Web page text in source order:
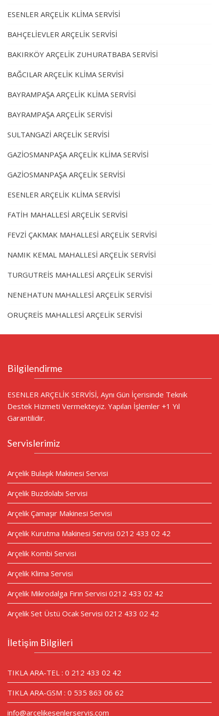
ESENLER ARÇELİK KLİMA SERVİSİ
BAHÇELİEVLER ARÇELİK SERVİSİ
BAKIRKÖY ARÇELİK ZUHURATBABA SERVİSİ
BAĞCILAR ARÇELİK KLİMA SERVİSİ
BAYRAMPAŞA ARÇELİK KLİMA SERVİSİ
BAYRAMPAŞA ARÇELİK SERVİSİ
SULTANGAZİ ARÇELİK SERVİSİ
GAZİOSMANPAŞA ARÇELİK KLİMA SERVİSİ
GAZİOSMANPAŞA ARÇELİK SERVİSİ
ESENLER ARÇELİK KLİMA SERVİSİ
FATİH MAHALLESİ ARÇELİK SERVİSİ
FEVZİ ÇAKMAK MAHALLESİ ARÇELİK SERVİSİ
NAMIK KEMAL MAHALLESİ ARÇELİK SERVİSİ
TURGUTREİS MAHALLESİ ARÇELİK SERVİSİ
NENEHATUN MAHALLESİ ARÇELİK SERVİSİ
ORUÇREİS MAHALLESİ ARÇELİK SERVİSİ
Bilgilendirme
ESENLER ARÇELİK SERVİSİ, Aynı Gün İçerisinde Teknik
Destek Hizmeti Vermekteyiz. Yapılan İşlemler +1 Yıl
Garantilidir.
Servislerimiz
Arçelik Bulaşık Makinesi Servisi
Arçelik Buzdolabı Servisi
Arçelik Çamaşır Makinesi Servisi
Arçelik Kurutma Makinesi Servisi 0212 433 02 42
Arçelik Kombi Servisi
Arçelik Klima Servisi
Arçelik Mikrodalga Fırın Servisi 0212 433 02 42
Arçelik Set Üstü Ocak Servisi 0212 433 02 42
İletişim Bilgileri
TIKLA ARA-TEL : 0 212 433 02 42
TIKLA ARA-GSM : 0 535 863 06 62
info@arcelikesenlerservis.com